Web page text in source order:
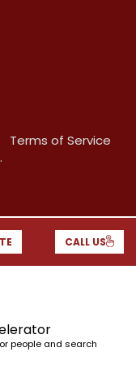
Terms of Service
CALL US
people and search